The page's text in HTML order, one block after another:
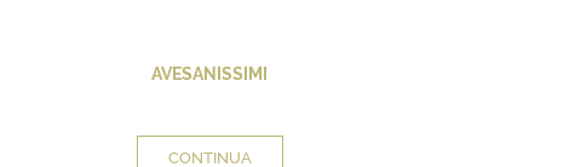
AVESANISSIMI
CONTINUA